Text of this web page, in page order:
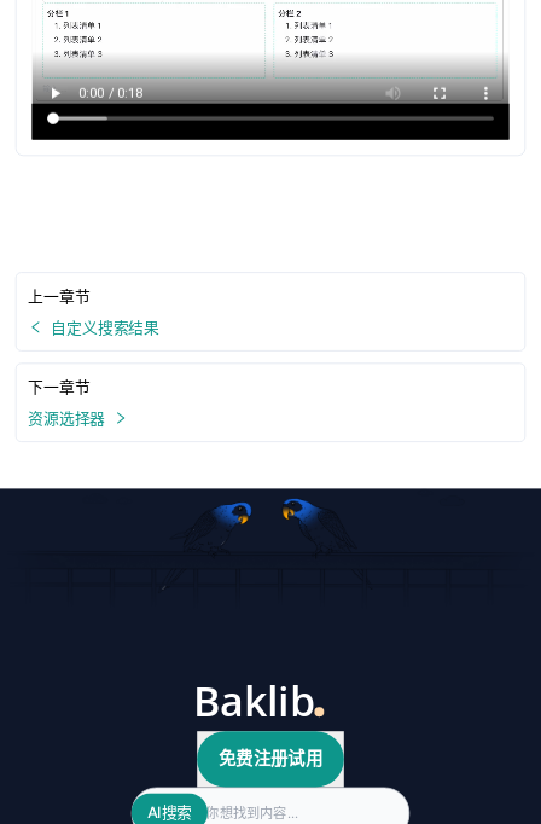
上一章节
自定义搜索结果
下一章节
资源选择器
免费注册试用
Search
AI搜索